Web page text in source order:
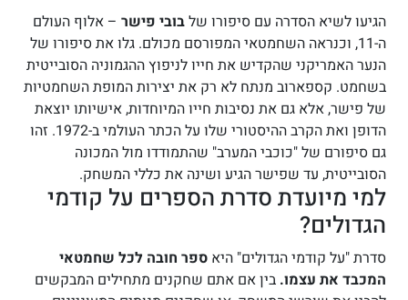
הגיעו לשיא הסדרה עם סיפורו שלבובי פישר – אלוף העולם
ה-11, וכנראה השחמטאי המפורסם מכולם. גלו את סיפורו של
הנער האמריקני שהקדיש את חייו לניפוץ ההגמוניה הסובייטית
בשחמט. קספארוב מנתח לא רק את יצירות המופת השחמטיות
של פישר, אלא גם את נסיבות חייו המיוחדות, אישיותו יוצאת
הדופן ואת הקרב ההיסטורי שלו על הכתר העולמי ב-1972. זהו
גם סיפורם של "כוכבי המערב" שהתמודדו מול המכונה
הסובייטית, עד שפישר הגיע ושינה את כללי המשחק.
למי מיועדת סדרת הספרים על קודמי
הגדולים?
סדרת "על קודמי הגדולים" היא ספר חובה לכל שחמטאי
המכבד את עצמו. בין אם אתם שחקנים מתחילים המבקשים